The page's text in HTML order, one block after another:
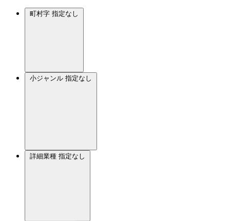
町村字 指定なし
小ジャンル 指定なし
詳細業種 指定なし